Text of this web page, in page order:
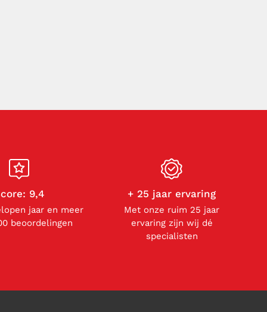
9,4
jaar en meer
beoordelingen
+ 25 jaar ervaring
Met onze ruim 25 jaar
ervaring zijn wij dé
specialisten